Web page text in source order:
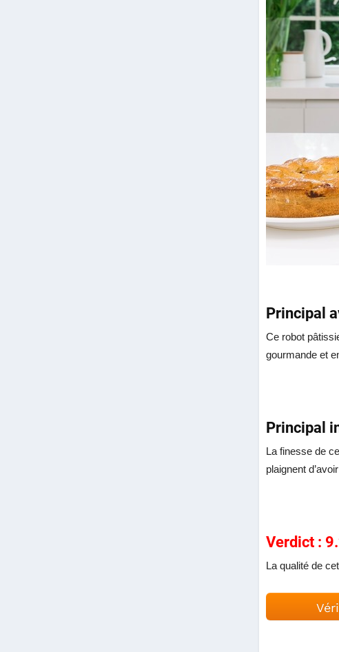
Principal
Ce robot
gourmande et
Principal
La finesse de
plaignent
La qualité de